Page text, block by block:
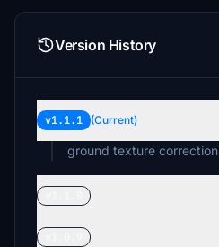
Version History
v1.1.1 (Current)
ground texture correction